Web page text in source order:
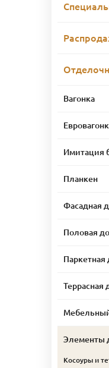
Вагонка
Имитация
Планкен
Фасадная
Половая
Паркетная
Террасная
Элементы
Косоуры и